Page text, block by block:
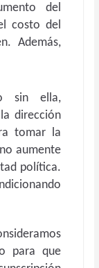
del
costo del
Además,
sin ella,
dirección
tomar la
aumente
política.
para que